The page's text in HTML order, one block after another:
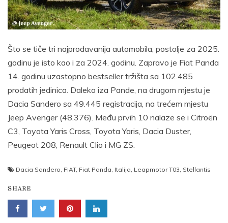
Što se tiče tri najprodavanija automobila, postolje za 2025.
godinu je isto kao i za 2024. godinu. Zapravo je Fiat Panda
14. godinu uzastopno bestseller tržišta sa 102.485
prodatih jedinica. Daleko iza Pande, na drugom mjestu je
Dacia Sandero sa 49.445 registracija, na trećem mjestu
Jeep Avenger (48.376). Među prvih 10 nalaze se i Citroën
C3, Toyota Yaris Cross, Toyota Yaris, Dacia Duster,
Peugeot 208, Renault Clio i MG ZS.
Dacia Sandero, FIAT, Fiat Panda, Italija, Leapmotor T03, Stellantis
SHARE